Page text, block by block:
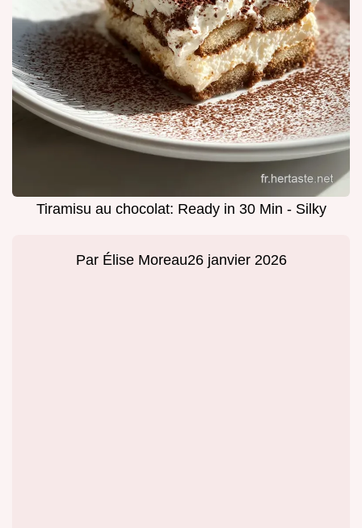
Tiramisu au chocolat: Ready in 30 Min - Silky
Par Élise Moreau26 janvier 2026